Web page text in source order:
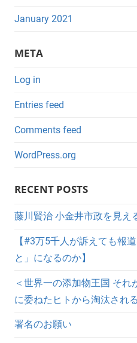
January 2021
META
Log in
Entries feed
Comments feed
WordPress.org
RECENT POSTS
藤川賢治 小金井市政を見え
【#3万5千人が訴えても報
と」になるのか】
＜世界一の添加物王国 そ
に委ねたヒトから淘汰され
署名のお願い